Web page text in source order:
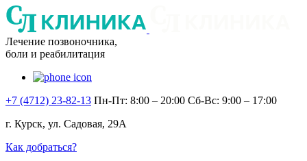
Лечение позвоночника,
боли и реабилитация
+7 (4712) 23-82-13 Пн-Пт: 8:00 – 20:00 Сб-Вс: 9:00 – 17:00
г. Курск, ул. Садовая, 29А
Как добраться?